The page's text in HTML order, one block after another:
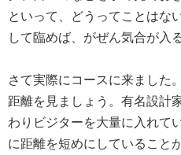
といって、どうってことはな
して臨めば、がぜん気合が入
さて実際にコースに来ました
距離を見ましょう。有名設計
わりビジターを大量に入れて
に距離を短めにしていること